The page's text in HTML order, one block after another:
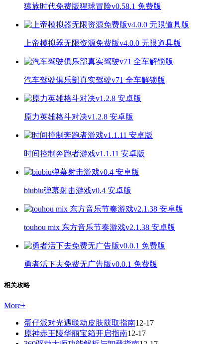
猿族时代免费版猩球冒险v0.58.1 免费版
上帝模拟器无限资源免费版v4.0.0 无限道具版
汽车驾驶俱乐部真实驾驶v71 全车解锁版
原力英雄格斗对决v1.2.8 安卓版
时间控制奔跑者游戏v1.1.11 安卓版
biubiu弹幕射击游戏v0.4 安卓版
touhou mix 东方音乐节奏游戏v2.1.38 安卓版
勇者活下去免费无广告版v0.0.1 免费版
相关攻略
More+
蛋仔派对光遇联动皮肤获取指南12-17
原神赤王陵华丽宝箱开启指南12-17